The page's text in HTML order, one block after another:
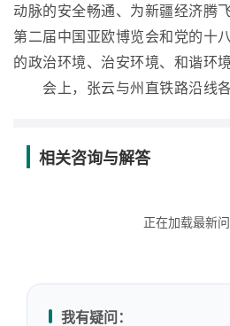
动脉的安全畅通、为新疆经济腾
第二届中国亚欧博览会和党的十
的政治环境、治安环境、和谐环境
会上，张云与州直铁路沿线各
相关咨询与解答
正在加载最新
我有疑问：